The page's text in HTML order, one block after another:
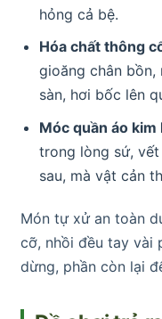
hỏng cả bệ.
Hóa chất thông
gioăng chân
sàn, hơi bốc lên
Móc quần áo kim
trong lòng sứ,
sau, mà vật cản
Món tự xử an toàn
cỡ, nhồi đều tay vài
dừng, phần còn lại